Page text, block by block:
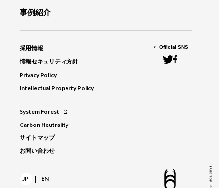
事例紹介
採用情報
情報セキュリティ方針
Privacy Policy
Intellectual Property Policy
System Forest
Carbon Neutrality
サイトマップ
お問い合わせ
Official SNS
JP | EN